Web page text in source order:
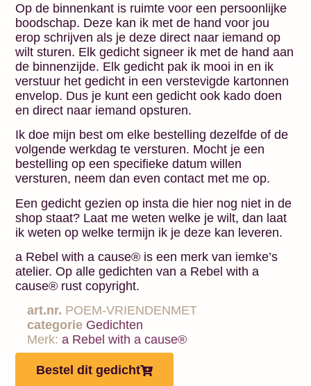
Op de binnenkant is ruimte voor een persoonlijke
boodschap. Deze kan ik met de hand voor jou
erop schrijven als je deze direct naar iemand op
wilt sturen. Elk gedicht signeer ik met de hand aan
de binnenzijde. Elk gedicht pak ik mooi in en ik
verstuur het gedicht in een verstevigde kartonnen
envelop. Dus je kunt een gedicht ook kado doen
en direct naar iemand opsturen.
Ik doe mijn best om elke bestelling dezelfde of de
volgende werkdag te versturen. Mocht je een
bestelling op een specifieke datum willen
versturen, neem dan even contact met me op.
Een gedicht gezien op insta die hier nog niet in de
shop staat? Laat me weten welke je wilt, dan laat
ik weten op welke termijn ik je deze kan leveren.
a Rebel with a cause® is een merk van iemke’s
atelier. Op alle gedichten van a Rebel with a
cause® rust copyright.
art.nr. POEM-VRIENDENMET
categorie Gedichten
Merk: a Rebel with a cause®
Bestel dit gedicht